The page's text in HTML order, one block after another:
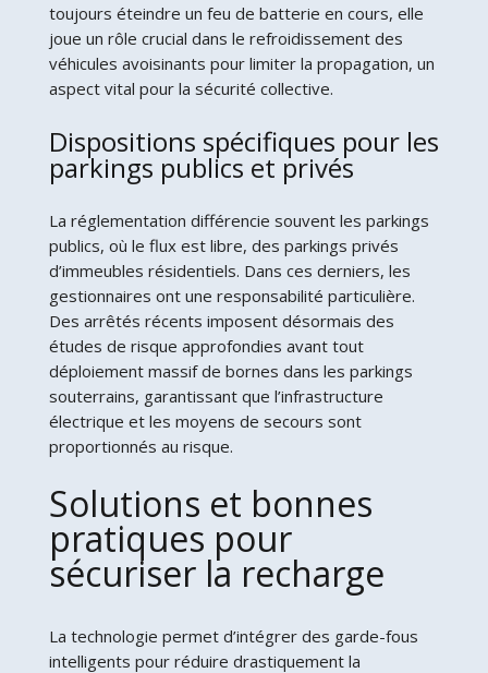
toujours éteindre un feu de batterie en cours, elle
joue un rôle crucial dans le refroidissement des
véhicules avoisinants pour limiter la propagation, un
aspect vital pour la sécurité collective.
Dispositions spécifiques pour les
parkings publics et privés
La réglementation différencie souvent les parkings
publics, où le flux est libre, des parkings privés
d’immeubles résidentiels. Dans ces derniers, les
gestionnaires ont une responsabilité particulière.
Des arrêtés récents imposent désormais des
études de risque approfondies avant tout
déploiement massif de bornes dans les parkings
souterrains, garantissant que l’infrastructure
électrique et les moyens de secours sont
proportionnés au risque.
Solutions et bonnes
pratiques pour
sécuriser la recharge
La technologie permet d’intégrer des garde-fous
intelligents pour réduire drastiquement la